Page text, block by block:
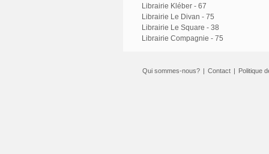
Librairie Kléber - 67
Librairie Le Divan - 75
Librairie Le Square - 38
Librairie Compagnie - 75
Qui sommes-nous? | Contact | Politique